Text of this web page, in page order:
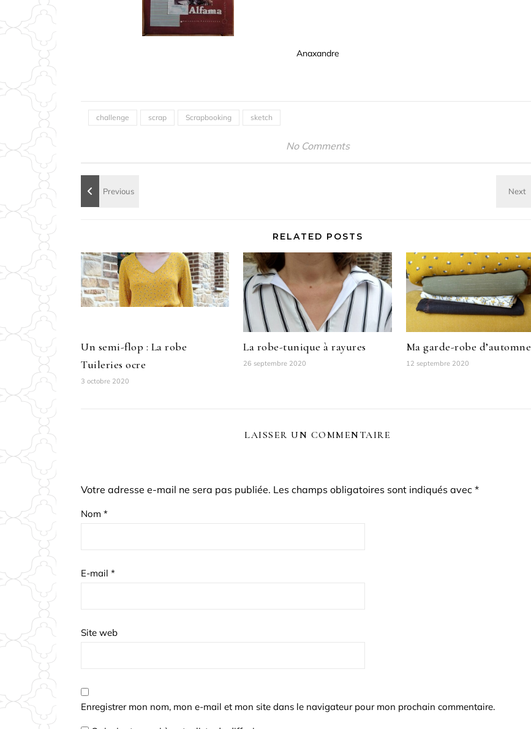
Anaxandre
challenge scrap Scrapbooking sketch
No Comments
RELATED POSTS
Un semi-flop : La robe
Tuileries ocre
3 octobre 2020
La robe-tunique à rayures
26 septembre 2020
Ma garde-robe d’automne
12 septembre 2020
LAISSER UN COMMENTAIRE
Votre adresse e-mail ne sera pas publiée. Les champs obligatoires sont indiqués avec *
Nom *
E-mail *
Site web
Enregistrer mon nom, mon e-mail et mon site dans le navigateur pour mon prochain commentaire.